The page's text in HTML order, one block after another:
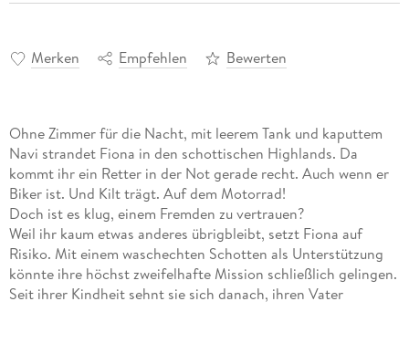
Merken Empfehlen Bewerten
Ohne Zimmer für die Nacht, mit leerem Tank und kaputtem
Navi strandet Fiona in den schottischen Highlands. Da
kommt ihr ein Retter in der Not gerade recht. Auch wenn er
Biker ist. Und Kilt trägt. Auf dem Motorrad!
Doch ist es klug, einem Fremden zu vertrauen?
Weil ihr kaum etwas anderes übrigbleibt, setzt Fiona auf
Risiko. Mit einem waschechten Schotten als Unterstützung
könnte ihre höchst zweifelhafte Mission schließlich gelingen.
Seit ihrer Kindheit sehnt sie sich danach, ihren Vater